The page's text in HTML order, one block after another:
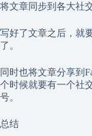
将文章同步到各大社
写好了文章之后，就
了。
同时也将文章分享到
个时候就要有一个社
号。
总结